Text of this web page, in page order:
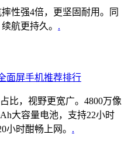
性强4倍，更坚固耐用。同
航更持久。 .
比，视野更宽广。4800万像
大容量电池，支持22小时
小时酣畅上网。 .